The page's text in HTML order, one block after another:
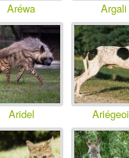
Aréwa Argali
Aridel